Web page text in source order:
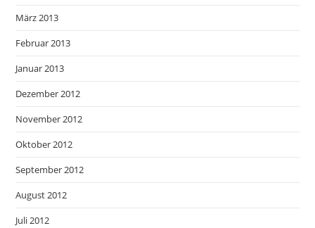
März 2013
Februar 2013
Januar 2013
Dezember 2012
November 2012
Oktober 2012
September 2012
August 2012
Juli 2012